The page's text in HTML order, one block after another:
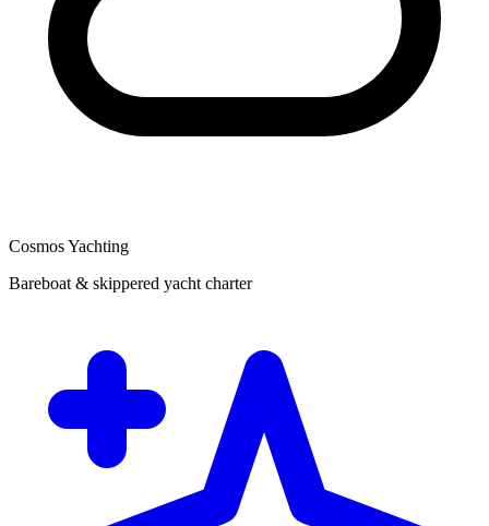
Cosmos Yachting
Bareboat & skippered yacht charter